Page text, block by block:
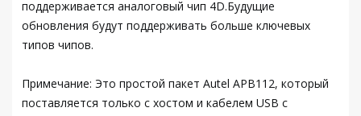
поддерживается аналоговый чип 4D.Будущие
обновления будут поддерживать больше ключевых
типов чипов.
Примечание: Это простой пакет Autel APB112, который
поставляется только с хостом и кабелем USB с